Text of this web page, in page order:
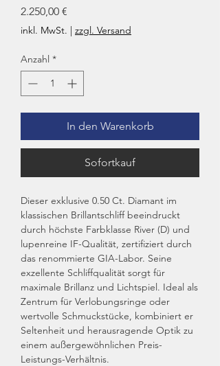
2.250,00 €
inkl. MwSt. | zzgl. Versand
Anzahl *
In den Warenkorb
Sofortkauf
Dieser exklusive 0.50 Ct. Diamant im
klassischen Brillantschliff beeindruckt
durch höchste Farbklasse River (D) und
lupenreine IF-Qualität, zertifiziert durch
das renommierte GIA-Labor. Seine
exzellente Schliffqualität sorgt für
maximale Brillanz und Lichtspiel. Ideal als
Zentrum für Verlobungsringe oder
wertvolle Schmuckstücke, kombiniert er
Seltenheit und herausragende Optik zu
einem außergewöhnlichen Preis-
Leistungs-Verhältnis.